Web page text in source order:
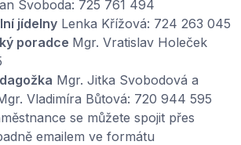
Svoboda: 725 761 494
jídelny Lenka Křížová: 724 263 045
poradce Mgr. Vratislav Holeček
Mgr. Jitka Svobodová a
Vladimíra Bůtová: 720 944 595
se můžete spojit přes
emailem ve formátu